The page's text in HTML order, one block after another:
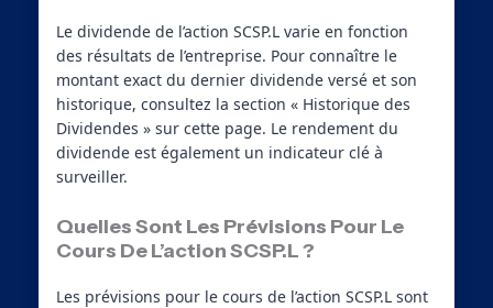
Le dividende de l’action SCSP.L varie en fonction
des résultats de l’entreprise. Pour connaître le
montant exact du dernier dividende versé et son
historique, consultez la section « Historique des
Dividendes » sur cette page. Le rendement du
dividende est également un indicateur clé à
surveiller.
Quelles Sont Les Prévisions Pour Le
Cours De L’action SCSP.L ?
Les prévisions pour le cours de l’action SCSP.L sont